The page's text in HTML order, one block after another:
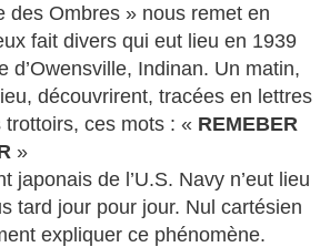
des Ombres » nous remet en
fait divers qui eut lieu en 1939
d’Owensville, Indinan. Un matin,
découvrirent, tracées en lettres
ces mots : « REMEBER
»
japonais de l’U.S. Navy n’eut lieu
tard jour pour jour. Nul cartésien
expliquer ce phénomène.